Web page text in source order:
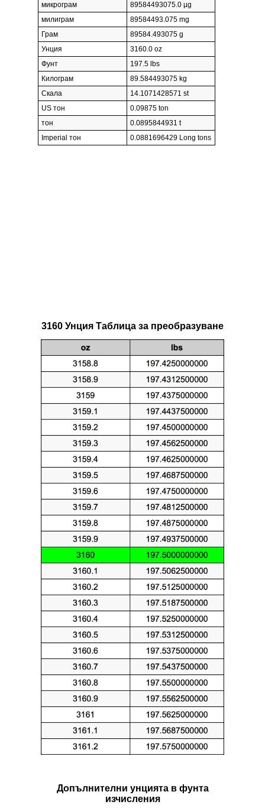
микрограм
89584493075.0 µg
милиграм
89584493.075 mg
Грам
89584.493075 g
Унция
3160.0 oz
Фунт
197.5 lbs
Килограм
89.584493075 kg
Скала
14.1071428571 st
US тон
0.09875 ton
тон
0.0895844931 t
Imperial тон
0.0881696429 Long tons
3160 Унция Таблица за преобразуване
Допълнителни унцията в фунтa
изчисления